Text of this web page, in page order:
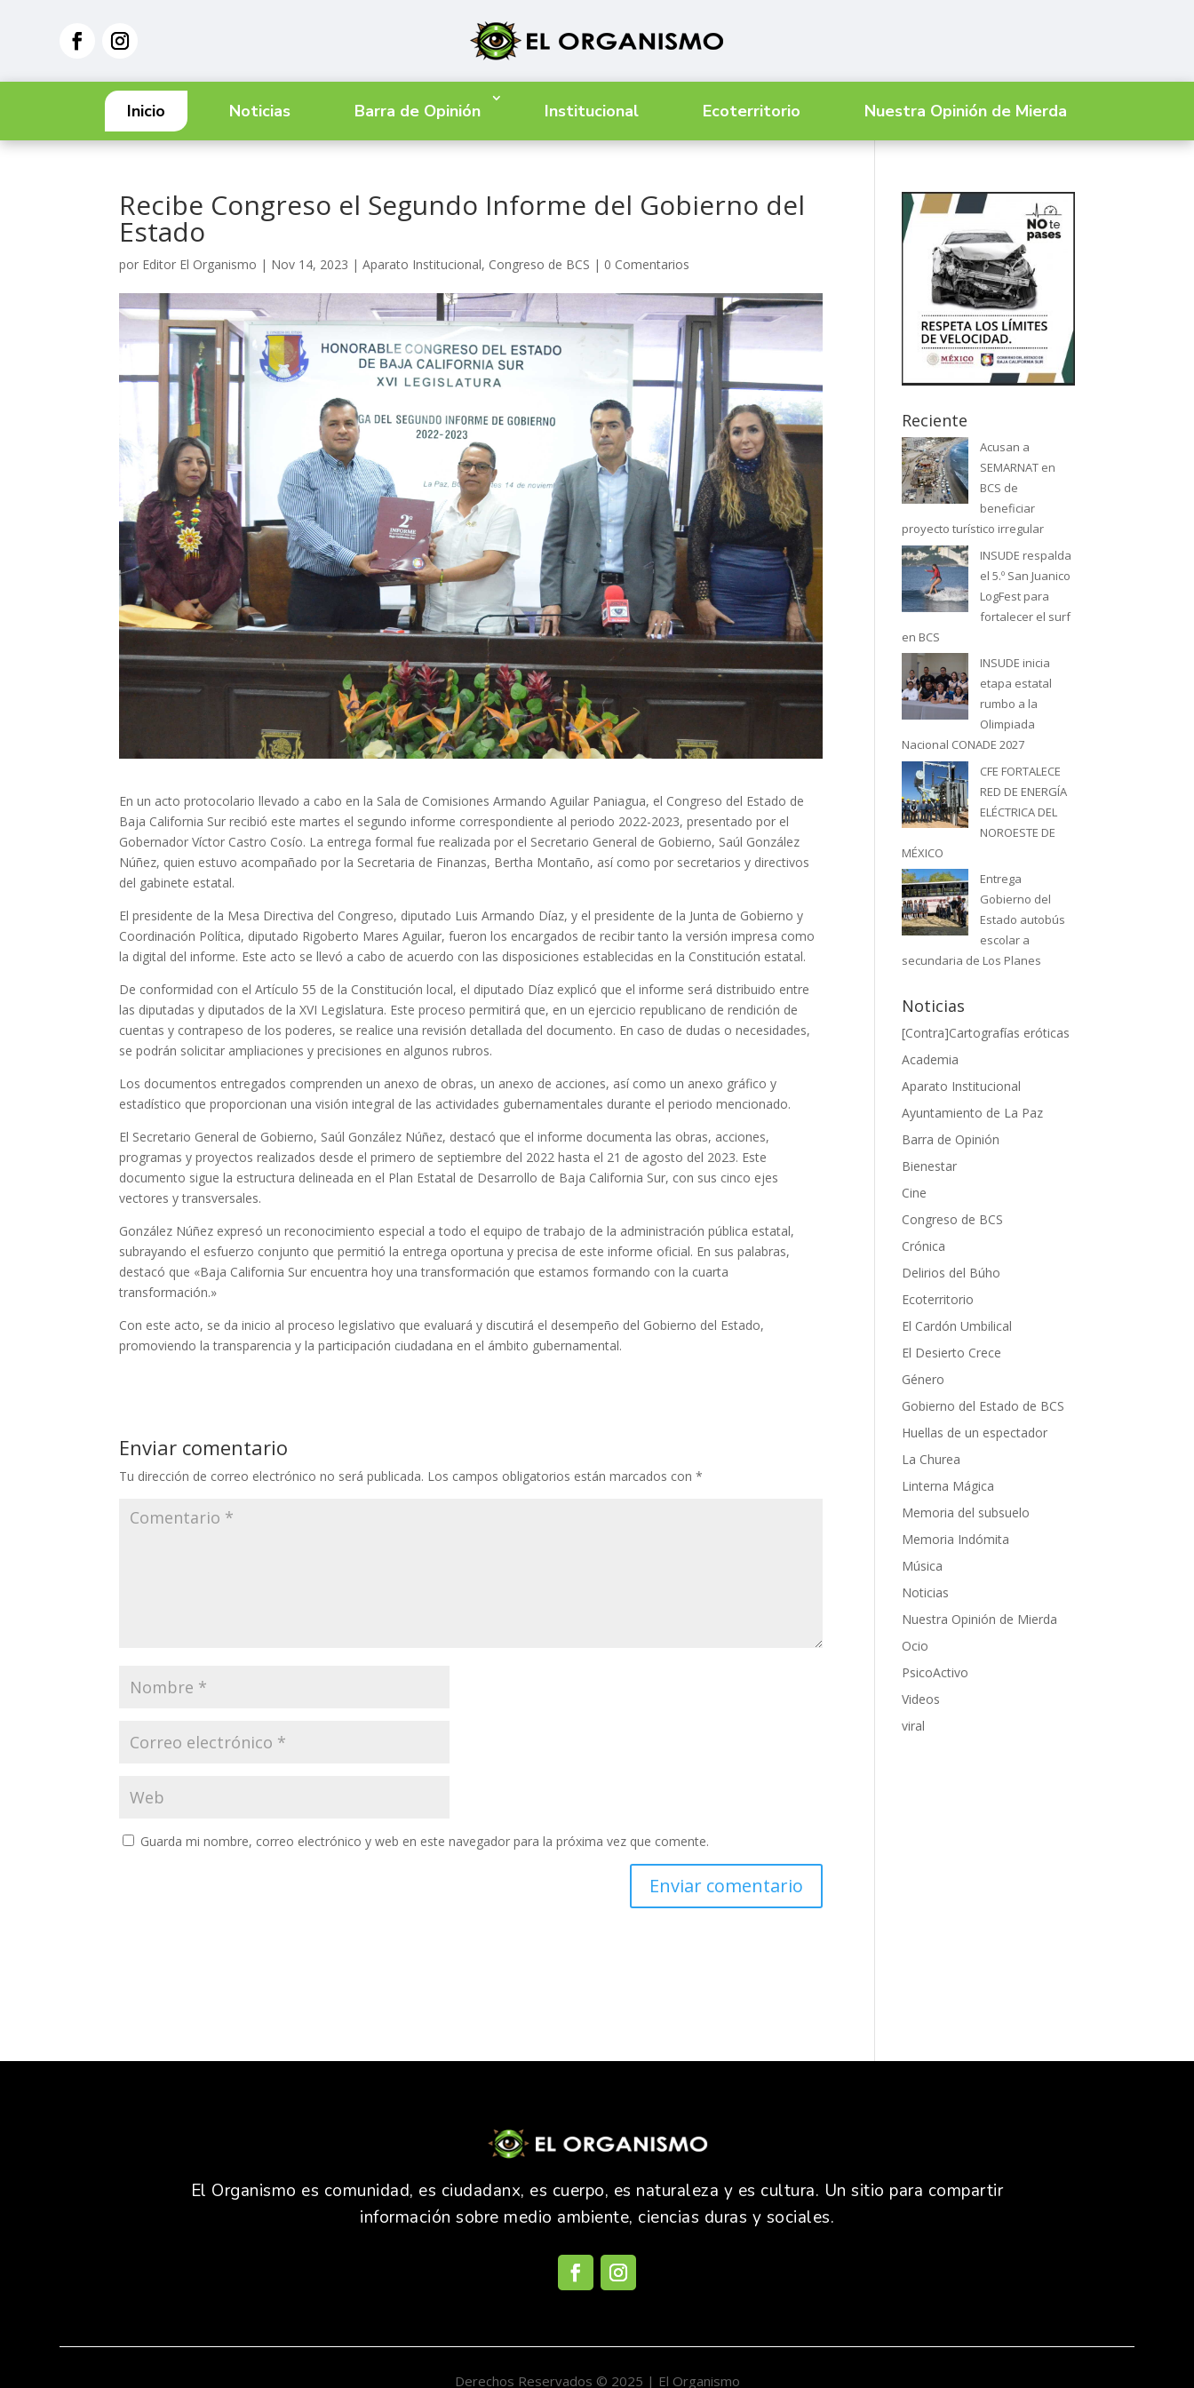
Inicio Noticias Barra de Opinión Institucional Ecoterritorio Nuestra Opinión de Mierda
Recibe Congreso el Segundo Informe del Gobierno del
Estado
por Editor El Organismo | Nov 14, 2023 |Aparato Institucional, Congreso de BCS | 0 Comentarios
En un acto protocolario llevado a cabo en la Sala de Comisiones Armando Aguilar Paniagua, el Congreso del Estado de
Baja California Sur recibió este martes el segundo informe correspondiente al periodo 2022-2023, presentado por el
Gobernador Víctor Castro Cosío. La entrega formal fue realizada por el Secretario General de Gobierno, Saúl González
Núñez, quien estuvo acompañado por la Secretaria de Finanzas, Bertha Montaño, así como por secretarios y directivos
del gabinete estatal.
El presidente de la Mesa Directiva del Congreso, diputado Luis Armando Díaz, y el presidente de la Junta de Gobierno y
Coordinación Política, diputado Rigoberto Mares Aguilar, fueron los encargados de recibir tanto la versión impresa como
la digital del informe. Este acto se llevó a cabo de acuerdo con las disposiciones establecidas en la Constitución estatal.
De conformidad con el Artículo 55 de la Constitución local, el diputado Díaz explicó que el informe será distribuido entre
las diputadas y diputados de la XVI Legislatura. Este proceso permitirá que, en un ejercicio republicano de rendición de
cuentas y contrapeso de los poderes, se realice una revisión detallada del documento. En caso de dudas o necesidades,
se podrán solicitar ampliaciones y precisiones en algunos rubros.
Los documentos entregados comprenden un anexo de obras, un anexo de acciones, así como un anexo gráfico y
estadístico que proporcionan una visión integral de las actividades gubernamentales durante el periodo mencionado.
El Secretario General de Gobierno, Saúl González Núñez, destacó que el informe documenta las obras, acciones,
programas y proyectos realizados desde el primero de septiembre del 2022 hasta el 21 de agosto del 2023. Este
documento sigue la estructura delineada en el Plan Estatal de Desarrollo de Baja California Sur, con sus cinco ejes
vectores y transversales.
González Núñez expresó un reconocimiento especial a todo el equipo de trabajo de la administración pública estatal,
subrayando el esfuerzo conjunto que permitió la entrega oportuna y precisa de este informe oficial. En sus palabras,
destacó que «Baja California Sur encuentra hoy una transformación que estamos formando con la cuarta
transformación.»
Con este acto, se da inicio al proceso legislativo que evaluará y discutirá el desempeño del Gobierno del Estado,
promoviendo la transparencia y la participación ciudadana en el ámbito gubernamental.
Enviar comentario
Tu dirección de correo electrónico no será publicada. Los campos obligatorios están marcados con*
Guarda mi nombre, correo electrónico y web en este navegador para la próxima vez que comente.
Reciente
Acusan a
SEMARNAT en
BCS de
beneficiar
proyecto turístico irregular
INSUDE respalda
el 5.º San Juanico
LogFest para
fortalecer el surf
en BCS
INSUDE inicia
etapa estatal
rumbo a la
Olimpiada
Nacional CONADE 2027
CFE FORTALECE
RED DE ENERGÍA
ELÉCTRICA DEL
NOROESTE DE
MÉXICO
Entrega
Gobierno del
Estado autobús
escolar a
secundaria de Los Planes
Noticias
[Contra]Cartografías eróticas
Academia
Aparato Institucional
Ayuntamiento de La Paz
Barra de Opinión
Bienestar
Cine
Congreso de BCS
Crónica
Delirios del Búho
Ecoterritorio
El Cardón Umbilical
El Desierto Crece
Género
Gobierno del Estado de BCS
Huellas de un espectador
La Churea
Linterna Mágica
Memoria del subsuelo
Memoria Indómita
Música
Noticias
Nuestra Opinión de Mierda
Ocio
PsicoActivo
Videos
viral
El Organismo es comunidad, es ciudadanx, es cuerpo, es naturaleza y es cultura. Un sitio para compartir
información sobre medio ambiente, ciencias duras y sociales.
Derechos Reservados © 2025 | El Organismo